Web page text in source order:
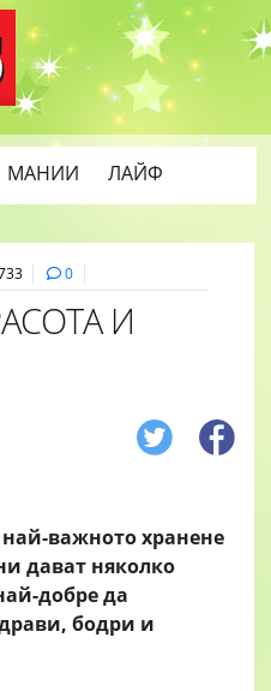
МАНИИ
ЛАЙФ
0
И
най-важното хранене
дават няколко
добре да
бодри и